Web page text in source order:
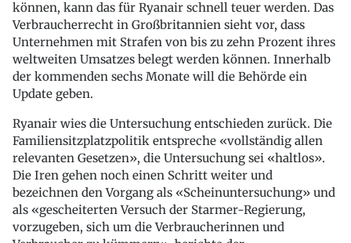
können, kann das für Ryanair schnell teuer werden. Das
Verbraucherrecht in Großbritannien sieht vor, dass
Unternehmen mit Strafen von bis zu zehn Prozent ihres
weltweiten Umsatzes belegt werden können. Innerhalb
der kommenden sechs Monate will die Behörde ein
Update geben.
Ryanair wies die Untersuchung entschieden zurück. Die
Familiensitzplatzpolitik entspreche «vollständig allen
relevanten Gesetzen», die Untersuchung sei «haltlos».
Die Iren gehen noch einen Schritt weiter und
bezeichnen den Vorgang als «Scheinuntersuchung» und
als «gescheiterten Versuch der Starmer-Regierung,
vorzugeben, sich um die Verbraucherinnen und